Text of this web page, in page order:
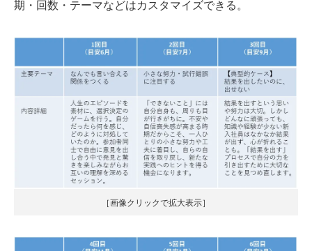
期・回数・テーマなどはカスタマイズできる。
［画像クリックで拡大表示］